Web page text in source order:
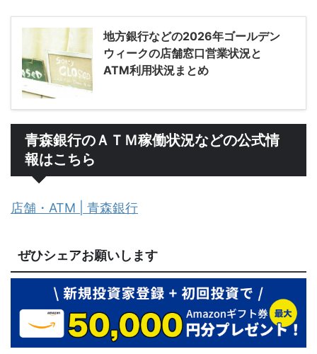
地方銀行などの2026年ゴールデン
ウィークの店舗窓口営業状況と
ATM利用状況まとめ
青森銀行のＡＴＭ稼働状況などの公式情
報はこちら
店舗・ATM | 青森銀行
ぜひシェアお願いします